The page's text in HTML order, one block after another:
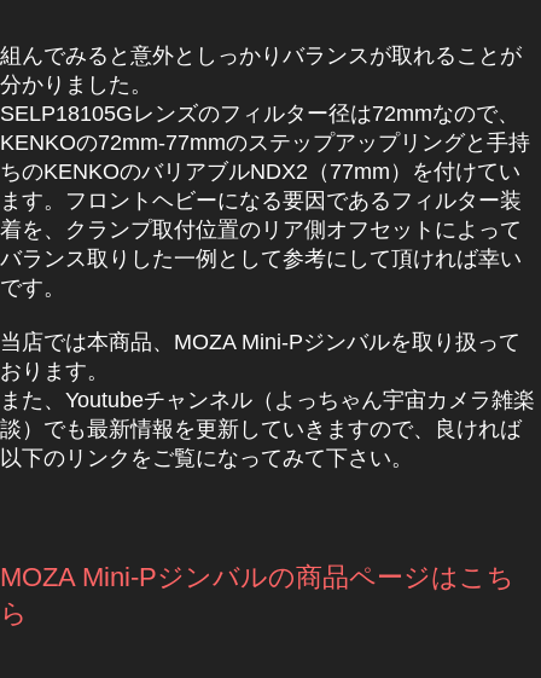
組んでみると意外としっかりバランスが取れることが
分かりました。
SELP18105Gレンズのフィルター径は72mmなので、
KENKOの72mm-77mmのステップアップリングと手持
ちのKENKOのバリアブルNDX2（77mm）を付けてい
ます。フロントヘビーになる要因であるフィルター装
着を、クランプ取付位置のリア側オフセットによって
バランス取りした一例として参考にして頂ければ幸い
です。
当店では本商品、MOZA Mini-Pジンバルを取り扱って
おります。
また、Youtubeチャンネル（よっちゃん宇宙カメラ雑楽
談）でも最新情報を更新していきますので、良ければ
以下のリンクをご覧になってみて下さい。
MOZA Mini-Pジンバルの商品ページはこち
ら